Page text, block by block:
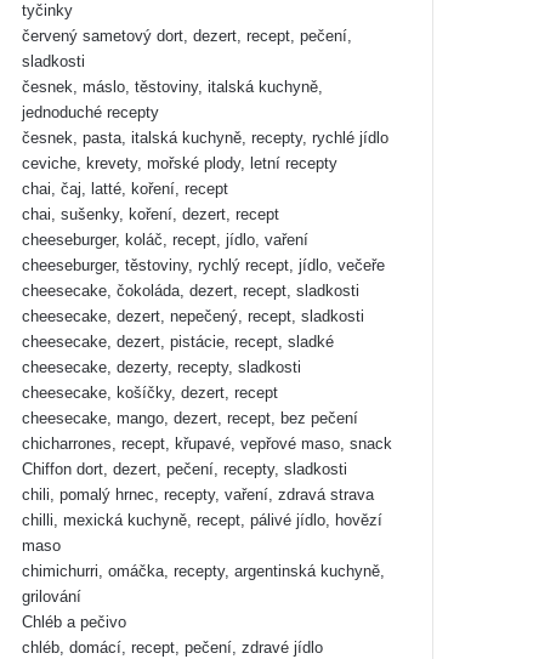
tyčinky
červený sametový dort, dezert, recept, pečení,
sladkosti
česnek, máslo, těstoviny, italská kuchyně,
jednoduché recepty
česnek, pasta, italská kuchyně, recepty, rychlé jídlo
ceviche, krevety, mořské plody, letní recepty
chai, čaj, latté, koření, recept
chai, sušenky, koření, dezert, recept
cheeseburger, koláč, recept, jídlo, vaření
cheeseburger, těstoviny, rychlý recept, jídlo, večeře
cheesecake, čokoláda, dezert, recept, sladkosti
cheesecake, dezert, nepečený, recept, sladkosti
cheesecake, dezert, pistácie, recept, sladké
cheesecake, dezerty, recepty, sladkosti
cheesecake, košíčky, dezert, recept
cheesecake, mango, dezert, recept, bez pečení
chicharrones, recept, křupavé, vepřové maso, snack
Chiffon dort, dezert, pečení, recepty, sladkosti
chili, pomalý hrnec, recepty, vaření, zdravá strava
chilli, mexická kuchyně, recept, pálivé jídlo, hovězí
maso
chimichurri, omáčka, recepty, argentinská kuchyně,
grilování
Chléb a pečivo
chléb, domácí, recept, pečení, zdravé jídlo